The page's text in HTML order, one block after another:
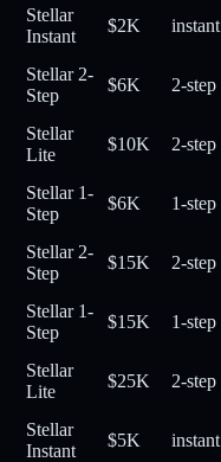
Stellar
Instant
$2K instant
Stellar 2-
Step
$6K 2-step
Stellar
Lite
$10K 2-step
Stellar 1-
Step
$6K 1-step
Stellar 2-
Step
$15K 2-step
Stellar 1-
Step
$15K 1-step
Stellar
Lite
$25K 2-step
Stellar
Instant
$5K instant